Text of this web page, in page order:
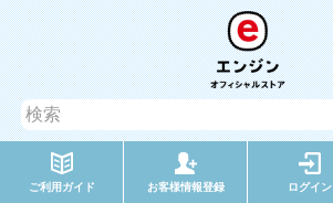
ご利用ガイド お客様情報登録 ログイン